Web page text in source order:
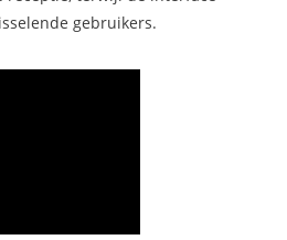
gebruikers.